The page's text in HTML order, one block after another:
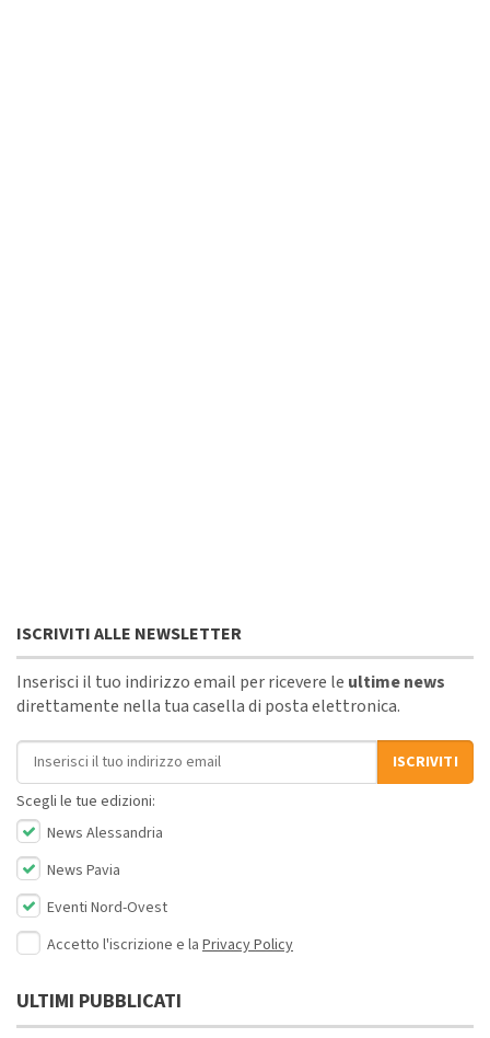
ISCRIVITI ALLE NEWSLETTER
Inserisci il tuo indirizzo email per ricevere le ultime news
direttamente nella tua casella di posta elettronica.
Indirizzo email
ISCRIVITI
Scegli le tue edizioni:
News Alessandria
News Pavia
Eventi Nord-Ovest
Accetto l'iscrizione e la Privacy Policy
ULTIMI PUBBLICATI